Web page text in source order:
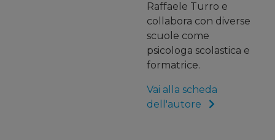
Raffaele Turro e
collabora con diverse
scuole come
psicologa scolastica e
formatrice.
Vai alla scheda
dell'autore